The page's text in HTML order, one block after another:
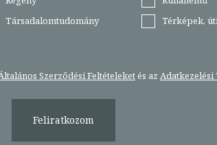
Társadalomtudomány Térképek,
Szerződési Feltételeketés az
Feliratkozom